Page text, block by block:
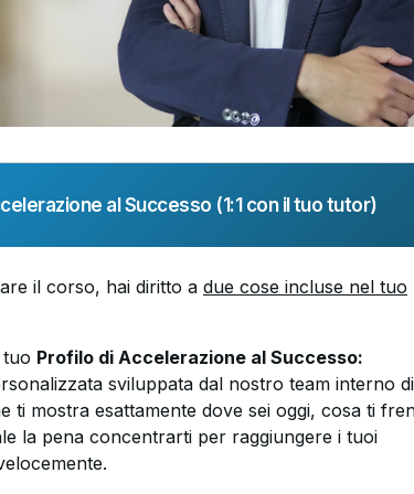
video
al Successo (1:1 con il tuo tutor)
il corso, hai diritto a due cose incluse nel tuo
Profilo di Accelerazione al Successo:
sviluppata dal nostro team interno di
ti mostra esattamente dove sei oggi, cosa ti
la pena concentrarti per raggiungere i tuoi